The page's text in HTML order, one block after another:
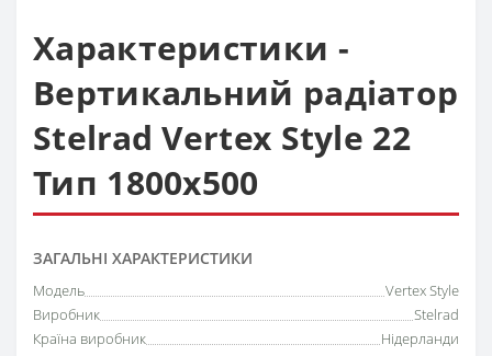
Характеристики -
Вертикальний радіатор
Stelrad Vertex Style 22
Тип 1800х500
ЗАГАЛЬНІ ХАРАКТЕРИСТИКИ
Модель
Vertex Style
Виробник
Stelrad
Країна виробник
Нідерланди